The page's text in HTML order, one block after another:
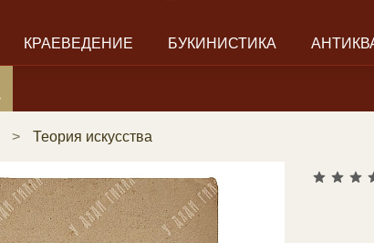
КРАЕВЕДЕНИЕ БУКИНИСТИКА
Теория искусства